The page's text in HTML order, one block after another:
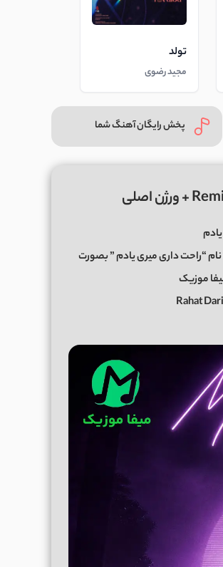
تولد
مجید رضوی
پخش رایگان آهنگ شما
“راحت داری میری یادم ” بصورت
Rahat